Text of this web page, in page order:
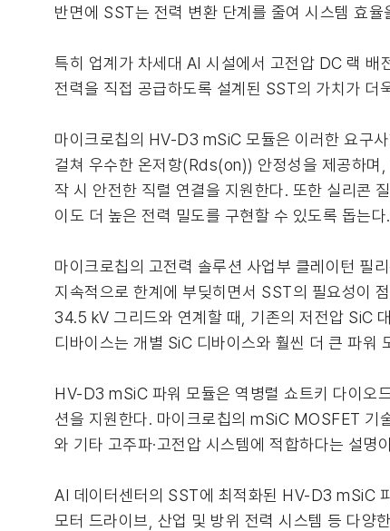
반면에 SST는 전력 변환 단계를 줄여 시스템 효율
특히 업계가 차세대 AI 시설에서 고전압 DC 랙
전력을 직접 공급하도록 설계된 SST의 가치가 더
마이크로칩의 HV-D3 mSiC 모듈은 이러한 요구
걸쳐 우수한 온저항(Rds(on)) 안정성을 제공하
작 시 안전한 직렬 연결을 지원한다. 또한 실리콘
이도 더 높은 전력 밀도를 구현할 수 있도록 돕는다.
마이크로칩의 고전력 솔루션 사업부 클레이턴 필
지속적으로 한계에 부딪히면서 SST의 필요성이
34.5 kV 그리드와 연계할 때, 기존의 저전압 SiC
디바이스는 개별 SiC 디바이스와 훨씬 더 큰 파
HV-D3 mSiC 파워 모듈은 역병렬 쇼트키 다이오
션을 지원한다. 마이크로칩의 mSiC MOSFET 기
와 기타 고주파·고전압 시스템에 적합하다는 설명
AI 데이터센터의 SST에 최적화된 HV-D3 mSiC
모터 드라이브, 산업 및 방위 전력 시스템 등 다양